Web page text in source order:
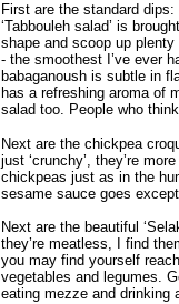
First are the standard
‘Tabbouleh salad’ is
shape and scoop up
- the smoothest I’ve ever
babaganoush is subtle in
has a refreshing aroma of
salad too. People who
Next are the chickpea
just ‘crunchy’, they’re
chickpeas just as in the
sesame sauce goes
Next are the beautiful
they’re meatless, I find
you may find yourself
vegetables and legumes.
eating mezze and drinking